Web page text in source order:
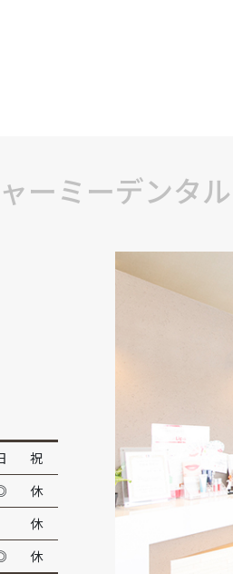
ーミーデンタ
祝
休
休
休